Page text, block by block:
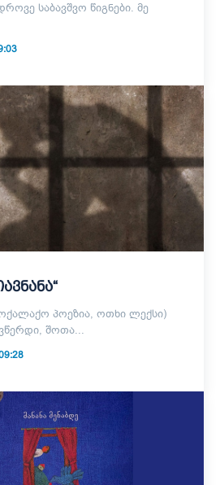
საბავშვო წიგნები. მე
პოეზია, ოთხი ლექსი)
შოთა...